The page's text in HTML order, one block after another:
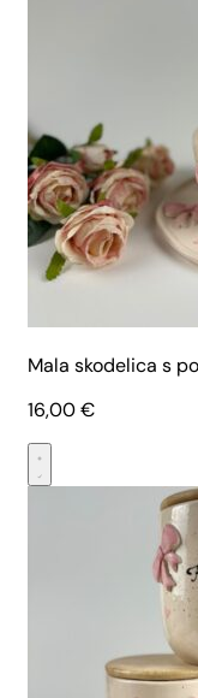
Mala skodelica s
16,00€